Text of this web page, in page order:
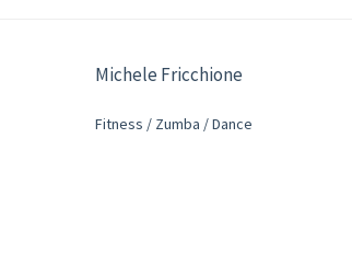
Michele Fricchione
Fitness / Zumba / Dance